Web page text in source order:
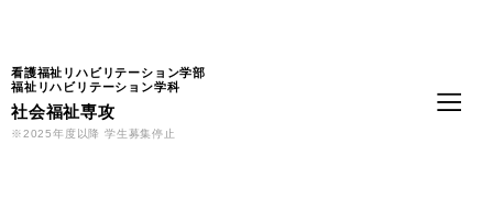
看護福祉リハビリテーション学部
福祉リハビリテーション学科
社会福祉専攻
※2025年度以降 学生募集停止